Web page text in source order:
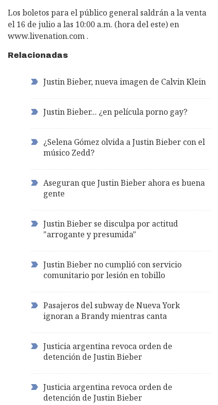
Los boletos para el público general saldrán a la venta
el 16 de julio a las 10:00 a.m. (hora del este) en
www.livenation.com .
Relacionadas
Justin Bieber, nueva imagen de Calvin Klein
Justin Bieber... ¿en película porno gay?
¿Selena Gómez olvida a Justin Bieber con el
músico Zedd?
Aseguran que Justin Bieber ahora es buena
gente
Justin Bieber se disculpa por actitud
"arrogante y presumida"
Justin Bieber no cumplió con servicio
comunitario por lesión en tobillo
Pasajeros del subway de Nueva York
ignoran a Brandy mientras canta
Justicia argentina revoca orden de
detención de Justin Bieber
Justicia argentina revoca orden de
detención de Justin Bieber